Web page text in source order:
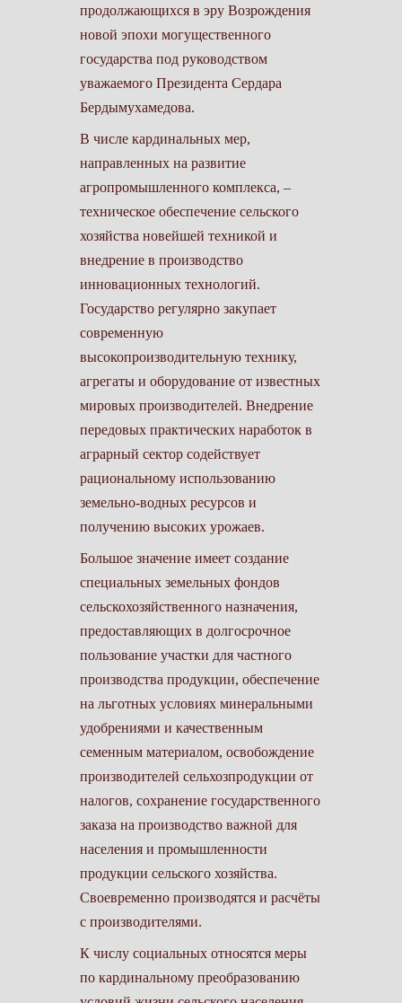
продолжающихся в эру Возрождения
новой эпохи могущественного
государства под руководством
уважаемого Президента Сердара
Бердымухамедова.
В числе кардинальных мер,
направленных на развитие
агропромышленного комплекса, –
техническое обеспечение сельского
хозяйства новейшей техникой и
внедрение в производство
инновационных технологий.
Государство регулярно закупает
современную
высокопроизводительную технику,
агрегаты и оборудование от известных
мировых производителей. Внедрение
передовых практических наработок в
аграрный сектор содействует
рациональному использованию
земельно-водных ресурсов и
получению высоких урожаев.
Большое значение имеет создание
специальных земельных фондов
сельскохозяйственного назначения,
предоставляющих в долгосрочное
пользование участки для частного
производства продукции, обеспечение
на льготных условиях минеральными
удобрениями и качественным
семенным материалом, освобождение
производителей сельхозпродукции от
налогов, сохранение государственного
заказа на производство важной для
населения и промышленности
продукции сельского хозяйства.
Своевременно производятся и расчёты
с производителями.
К числу социальных относятся меры
по кардинальному преобразованию